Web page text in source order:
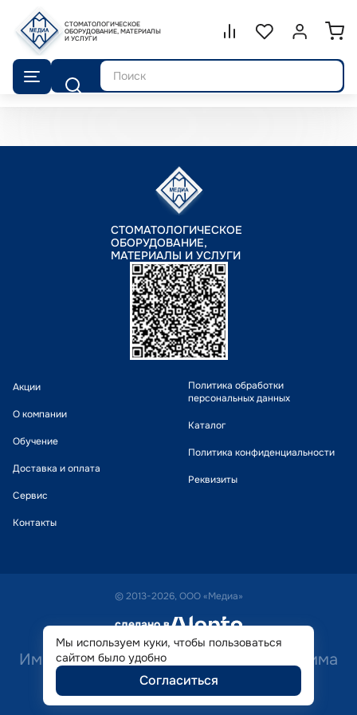
СТОМАТОЛОГИЧЕСКОЕ
ОБОРУДОВАНИЕ, МАТЕРИАЛЫ
И УСЛУГИ
Сравнение.
СписокВойти или
Поиск
СТОМАТОЛОГИЧЕСКОЕ
ОБОРУДОВАНИЕ,
МАТЕРИАЛЫ И УСЛУГИ
Акции
О компании
Обучение
Доставка и оплата
Сервис
Контакты
Политика обработки
персональных данных
Каталог
Политика конфиденциальности
Реквизиты
© 2013-2026, ООО «Медиа»
сделано в alente
Имеются противопоказания. Необходима
консультация специалиста.
Мы используем куки, чтобы пользоваться
сайтом было удобно
Согласиться